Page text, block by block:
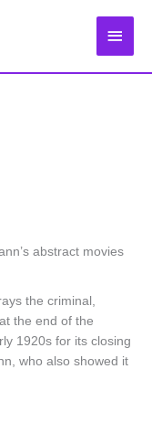
abstract movies
the criminal,
the end of the
1920s for its closing
who also showed it